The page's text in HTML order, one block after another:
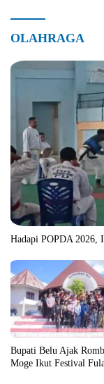
OLAHRAGA
Hadapi POPDA 2026,
Bupati Belu Ajak
Moge Ikut Festival